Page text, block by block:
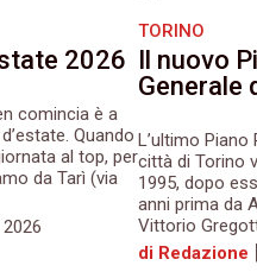
2026
comincia è a
Quando
al top, per
da Tarì (via
TORINO
Il nuovo
Generale
L’ultimo Piano
città di Torino
1995, dopo
anni prima da
Vittorio
di Redazione |